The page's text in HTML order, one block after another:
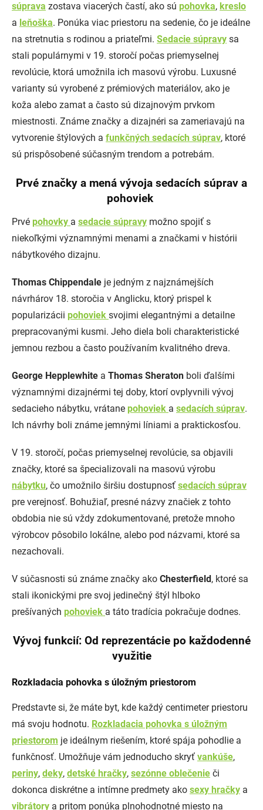
súprava zostava viacerých častí, ako sú pohovka, kreslo
a leňoška. Ponúka viac priestoru na sedenie, čo je ideálne
na stretnutia s rodinou a priateľmi. Sedacie súpravy sa
stali populárnymi v 19. storočí počas priemyselnej
revolúcie, ktorá umožnila ich masovú výrobu. Luxusné
varianty sú vyrobené z prémiových materiálov, ako je
koža alebo zamat a často sú dizajnovým prvkom
miestnosti. Známe značky a dizajnéri sa zameriavajú na
vytvorenie štýlových a funkčných sedacích súprav, ktoré
sú prispôsobené súčasným trendom a potrebám.
Prvé značky a mená vývoja sedacích súprav a
pohoviek
Prvé pohovky a sedacie súpravy možno spojiť s
niekoľkými významnými menami a značkami v histórii
nábytkového dizajnu.
Thomas Chippendale je jedným z najznámejších
návrhárov 18. storočia v Anglicku, ktorý prispel k
popularizácii pohoviek svojimi elegantnými a detailne
prepracovanými kusmi. Jeho diela boli charakteristické
jemnou rezbou a často používaním kvalitného dreva.
George Hepplewhite a Thomas Sheraton boli ďalšími
významnými dizajnérmi tej doby, ktorí ovplyvnili vývoj
sedacieho nábytku, vrátane pohoviek a sedacích súprav.
Ich návrhy boli známe jemnými líniami a praktickosťou.
V 19. storočí, počas priemyselnej revolúcie, sa objavili
značky, ktoré sa špecializovali na masovú výrobu
nábytku, čo umožnilo širšiu dostupnosť sedacích súprav
pre verejnosť. Bohužiaľ, presné názvy značiek z tohto
obdobia nie sú vždy zdokumentované, pretože mnoho
výrobcov pôsobilo lokálne, alebo pod názvami, ktoré sa
nezachovali.
V súčasnosti sú známe značky ako Chesterfield, ktoré sa
stali ikonickými pre svoj jedinečný štýl hlboko
prešívaných pohoviek a táto tradícia pokračuje dodnes.
Vývoj funkcií: Od reprezentácie po každodenné
využitie
Rozkladacia pohovka s úložným priestorom
Predstavte si, že máte byt, kde každý centimeter priestoru
má svoju hodnotu. Rozkladacia pohovka s úložným
priestorom je ideálnym riešením, ktoré spája pohodlie a
funkčnosť. Umožňuje vám jednoducho skryť vankúše,
periny, deky, detské hračky, sezónne oblečenie či
dokonca diskrétne a intímne predmety ako sexy hračky a
vibrátory a pritom ponúka plnohodnotné miesto na